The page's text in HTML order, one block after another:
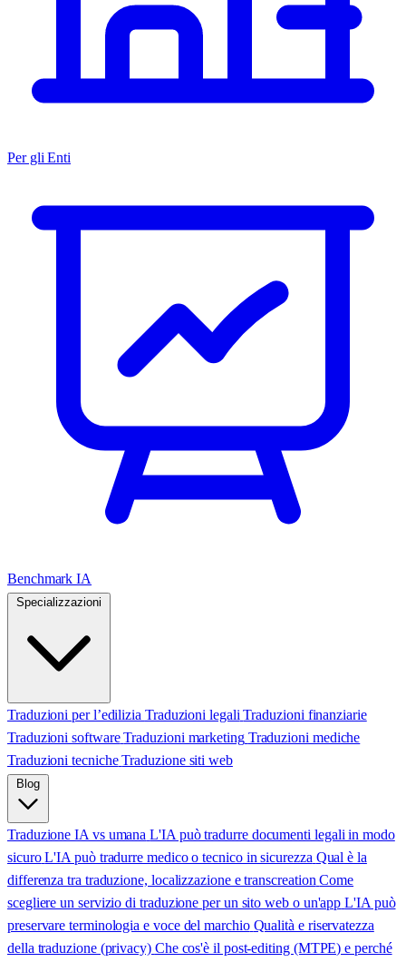
Per gli Enti
Benchmark IA
Traduzioni per l’edilizia Traduzioni legali Traduzioni finanziarie
Traduzioni software Traduzioni marketing Traduzioni mediche
Traduzioni tecniche Traduzione siti web
Traduzione IA vs umana L'IA può tradurre documenti legali in modo
sicuro L'IA può tradurre medico o tecnico in sicurezza Qual è la
differenza tra traduzione, localizzazione e transcreation Come
scegliere un servizio di traduzione per un sito web o un'app L'IA può
preservare terminologia e voce del marchio Qualità e riservatezza
della traduzione (privacy) Che cos'è il post-editing (MTPE) e perché